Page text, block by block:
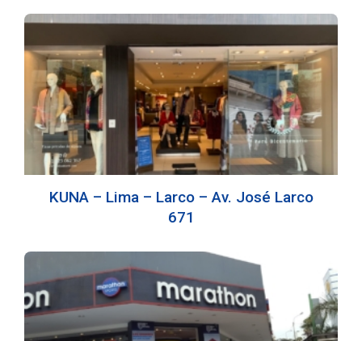
KUNA – Lima – Larco – Av. José Larco
671